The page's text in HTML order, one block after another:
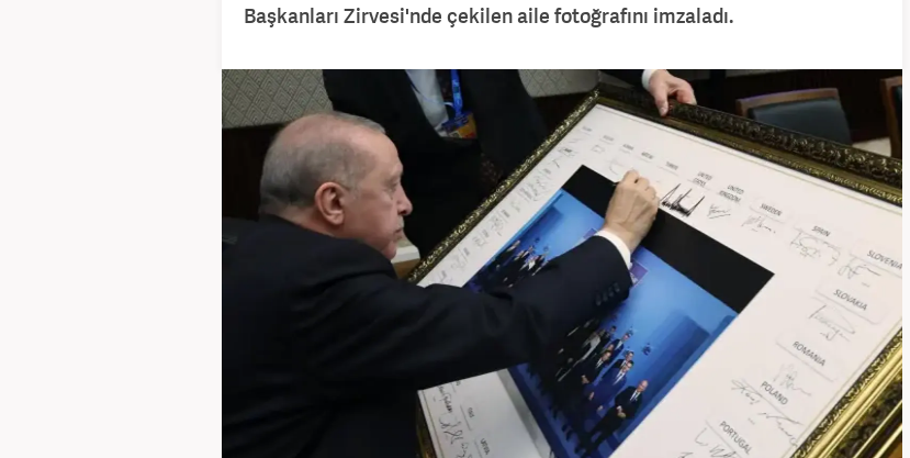
Başkanları Zirvesi'nde çekilen aile fotoğrafını imzaladı.